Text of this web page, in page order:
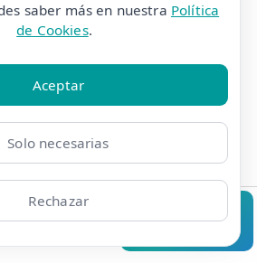
podemos
ayudarte?
síntomas y encuentra el
necesitas en la Clínica
en Madrid
saber más en nuestra Política
de Cookies.
Aceptar
Solo necesarias
Rechazar